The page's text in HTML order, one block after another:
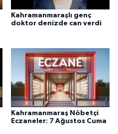
Kahramanmaraşlı genç
doktor denizde can verdi
Kahramanmaraş Nöbetçi
Eczaneler: 7 Ağustos Cuma